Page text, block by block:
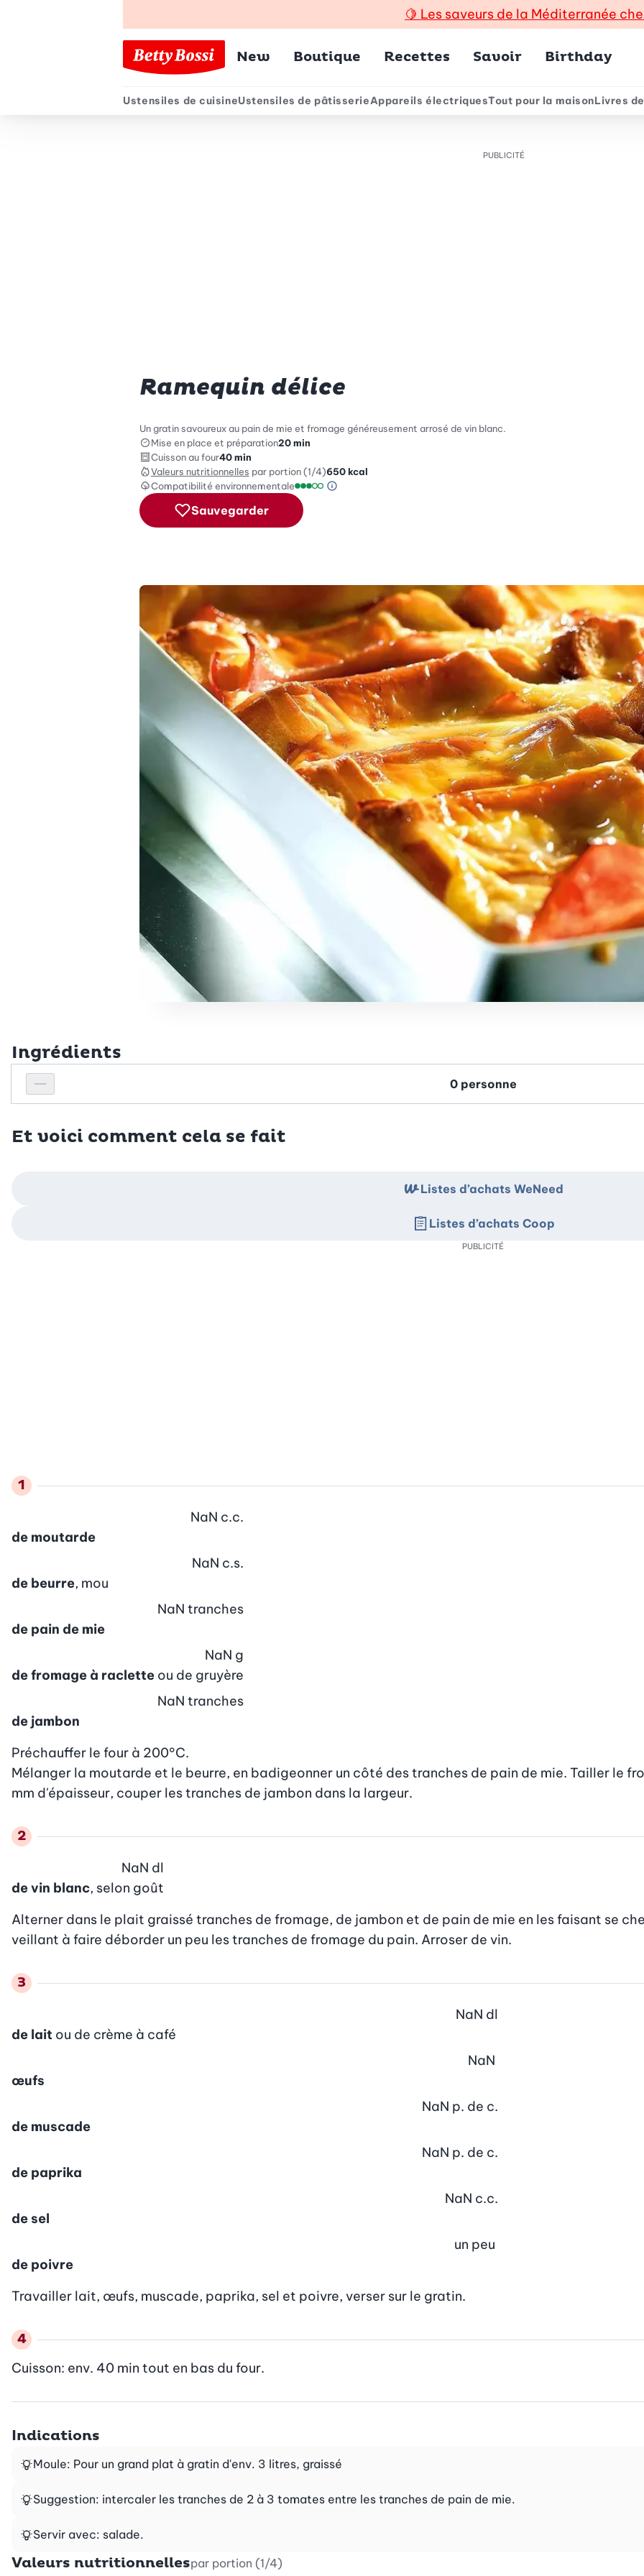
🍋 Les saveurs de la Méditerranée
Menu principal
New Boutique Recettes Savoir Birthday
Menu secondaire
Ustensiles de cuisineUstensiles de pâtisserieAppareils électriquesTout pour la maisonLivres
PUBLICITÉ
Ramequin délice
Un gratin savoureux au pain de mie et fromage généreusement arrosé de vin blanc.
Mise en place et préparation20 min
Cuisson au four40 min
Valeurs nutritionnelles par portion (1/4)650 kcal
Compatibilité environnementale
Échelle de compatibilité environnementale: 3 sur 5
Information sur l’échelle Green Betty
Sauvegarder
Ingrédients
Réduire le nombre de personnes
Personnes
Et voici comment cela se fait
de moutarde
NaN c.c.
de beurre, mou
NaN c.s.
de pain de mie
NaN tranches
de fromage à raclette ou de gruyère
NaN g
de jambon
NaN tranches
Préchauffer le four à 200°C.
Mélanger la moutarde et le beurre, en badigeonner un côté des tranches de pain de mie. Tailler le
mm d'épaisseur, couper les tranches de jambon dans la largeur.
de vin blanc, selon goût
NaN dl
Alterner dans le plait graissé tranches de fromage, de jambon et de pain de mie en les faisant se
veillant à faire déborder un peu les tranches de fromage du pain. Arroser de vin.
de lait ou de crème à café
NaN dl
œufs
NaN
de muscade
NaN p. de c.
de paprika
NaN p. de c.
de sel
NaN c.c.
de poivre
un peu
Travailler lait, œufs, muscade, paprika, sel et poivre, verser sur le gratin.
Cuisson: env. 40 min tout en bas du four.
Listes d’achats WeNeed
Listes d’achats Coop
PUBLICITÉ
Indications
Moule: Pour un grand plat à gratin d'env. 3 litres, graissé
Suggestion: intercaler les tranches de 2 à 3 tomates entre les tranches de pain de mie.
Servir avec: salade.
Valeurs nutritionnellespar portion (1/4)